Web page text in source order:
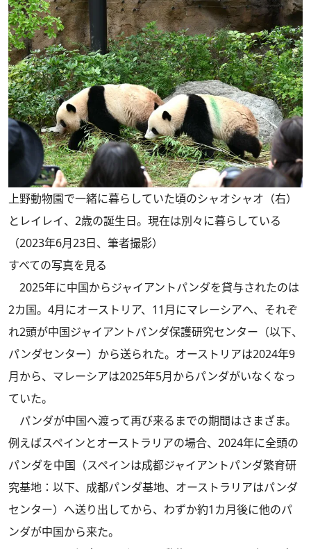
上野動物園で一緒に暮らしていた頃のシャオシャオ（右）
とレイレイ、2歳の誕生日。現在は別々に暮らしている
（2023年6月23日、筆者撮影）
すべての写真を見る
2025年に中国からジャイアントパンダを貸与されたのは
2カ国。4月にオーストリア、11月にマレーシアへ、それぞ
れ2頭が中国ジャイアントパンダ保護研究センター（以下、
パンダセンター）から送られた。オーストリアは2024年9
月から、マレーシアは2025年5月からパンダがいなくなっ
ていた。
パンダが中国へ渡って再び来るまでの期間はさまざま。
例えばスペインとオーストラリアの場合、2024年に全頭の
パンダを中国（スペインは成都ジャイアントパンダ繁育研
究基地：以下、成都パンダ基地、オーストラリアはパンダ
センター）へ送り出してから、わずか約1カ月後に他のパ
ンダが中国から来た。